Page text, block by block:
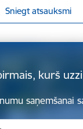
Sniegt atsauksmi
kurš
saņemšanai